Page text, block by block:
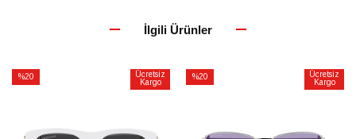
İlgili Ürünler
%20
Ücretsiz
Kargo
%20
Ücretsiz
Kargo